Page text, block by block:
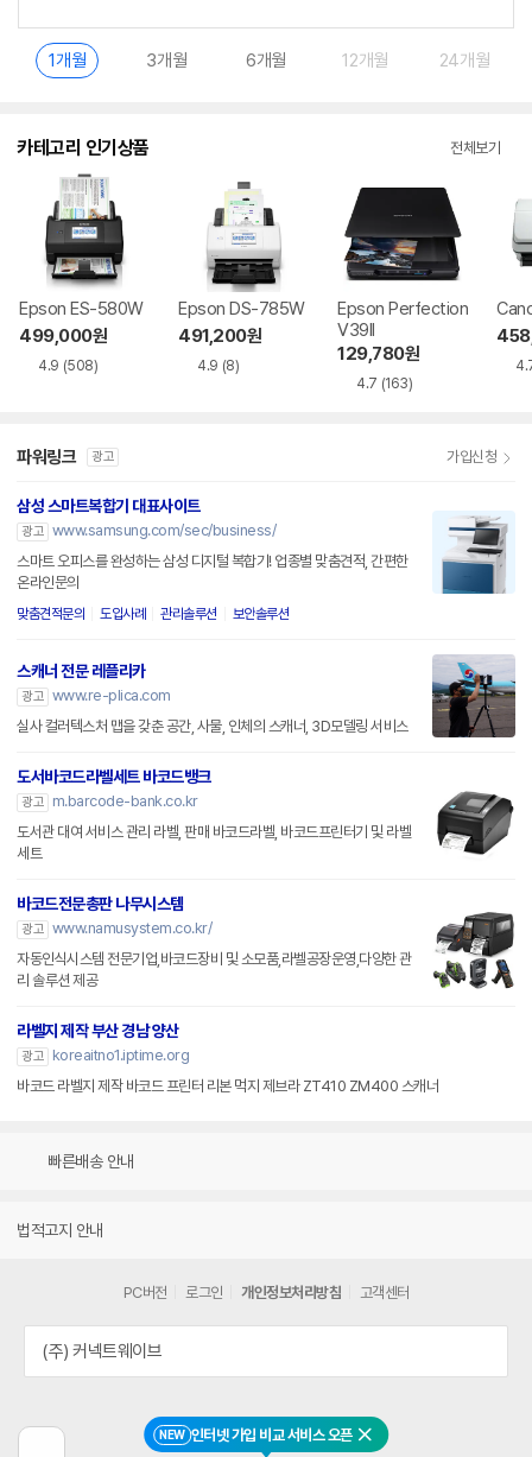
NEW 인터넷 가입 비교 서비스 오픈 닫기
1개월 3개월 6개월 12개월 24개월
카테고리 인기상품 전체보기
Epson ES-580W
499,000원
4.9 (508)
Epson DS-785W
491,200원
4.9 (8)
Epson Perfection
V39II
129,780원
4.7 (163)
파워링크 광고 가입신청
삼성 스마트복합기 대표사이트
광고 www.samsung.com/sec/business/
스마트 오피스를 완성하는 삼성 디지털 복합기! 업종별 맞춤견적, 간편한
온라인문의
맞춤견적문의 도입사례 관리솔루션 보안솔루션
스캐너 전문 레플리카
광고 www.re-plica.com
실사 컬러텍스처 맵을 갖춘 공간, 사물, 인체의 스캐너, 3D모델링 서비스
도서바코드라벨세트 바코드뱅크
광고
m.barcode-bank.co.kr
도서관 대여 서비스 관리 라벨, 판매 바코드라벨, 바코드프린터기 및 라벨
세트
바코드전문총판 나무시스템
광고 www.namusystem.co.kr/
자동인식시스템 전문기업,바코드장비 및 소모품,라벨공장운영,다양한 관
리 솔루션 제공
라벨지 제작 부산 경남 양산
광고
koreaitno1.iptime.org
바코드 라벨지 제작 바코드 프린터 리본 먹지 제브라 ZT410 ZM400 스캐너
빠른배송 안내
법적고지 안내
PC버전 로그인 개인정보처리방침 고객센터
(주) 커넥트웨이브